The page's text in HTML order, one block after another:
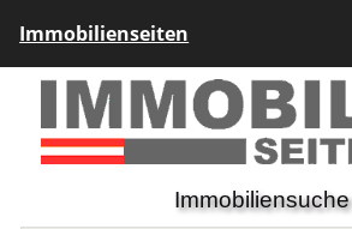
Immobilienseiten
Immobiliensuche